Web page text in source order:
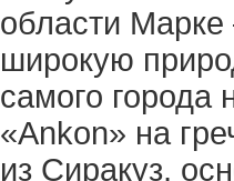
области
широкую
самого города
«Ankon» на
из Сиракуз,